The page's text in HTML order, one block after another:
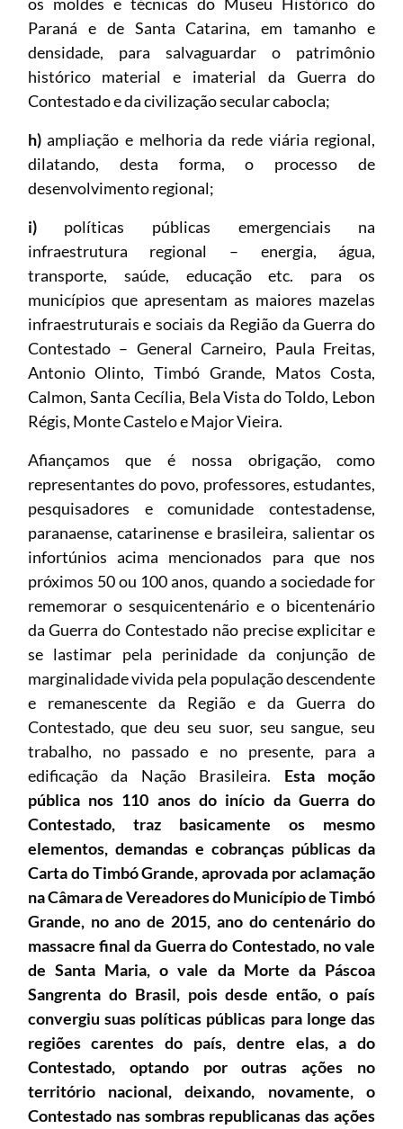
Paraná e de Santa Catarina, em tamanho e
densidade, para salvaguardar o patrimônio
histórico material e imaterial da Guerra do
Contestado e da civilização secular cabocla;
h)ampliação e melhoria da rede viária regional,
dilatando, desta forma, o processo de
desenvolvimento regional;
i)políticas públicas emergenciais na
infraestrutura regional – energia, água,
transporte, saúde, educação etc. para os
municípios que apresentam as maiores mazelas
infraestruturais e sociais da Região da Guerra do
Contestado – General Carneiro, Paula Freitas,
Antonio Olinto, Timbó Grande, Matos Costa,
Calmon, Santa Cecília, Bela Vista do Toldo, Lebon
Régis, Monte Castelo e Major Vieira.
Afiançamos que é nossa obrigação, como
representantes do povo, professores, estudantes,
pesquisadores e comunidade contestadense,
paranaense, catarinense e brasileira, salientar os
infortúnios acima mencionados para que nos
próximos 50 ou 100 anos, quando a sociedade for
rememorar o sesquicentenário e o bicentenário
da Guerra do Contestado não precise explicitar e
se lastimar pela perinidade da conjunção de
marginalidade vivida pela população descendente
e remanescente da Região e da Guerra do
Contestado, que deu seu suor, seu sangue, seu
trabalho, no passado e no presente, para a
edificação da Nação Brasileira. Esta moção
pública nos 110 anos do início da Guerra do
Contestado, traz basicamente os mesmo
elementos, demandas e cobranças públicas da
Carta do Timbó Grande, aprovada por aclamação
na Câmara de Vereadores do Município de Timbó
Grande, no ano de 2015, ano do centenário do
massacre final da Guerra do Contestado, no vale
de Santa Maria, o vale da Morte da Páscoa
Sangrenta do Brasil, pois desde então, o país
convergiu suas políticas públicas para longe das
regiões carentes do país, dentre elas, a do
Contestado, optando por outras ações no
território nacional, deixando, novamente, o
Contestado nas sombras republicanas das ações